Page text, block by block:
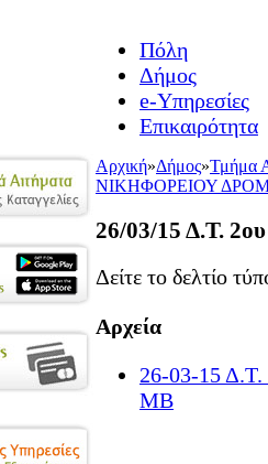
Πόλη
Δήμος
e-Υπηρεσίες
Επικαιρότητα
Αρχική»Δήμος»Τμήμα
ΝΙΚΗΦΟΡΕΙΟΥ
26/03/15 Δ.Τ.
Δείτε το δελτίο
Αρχεία
26-03-15
MB